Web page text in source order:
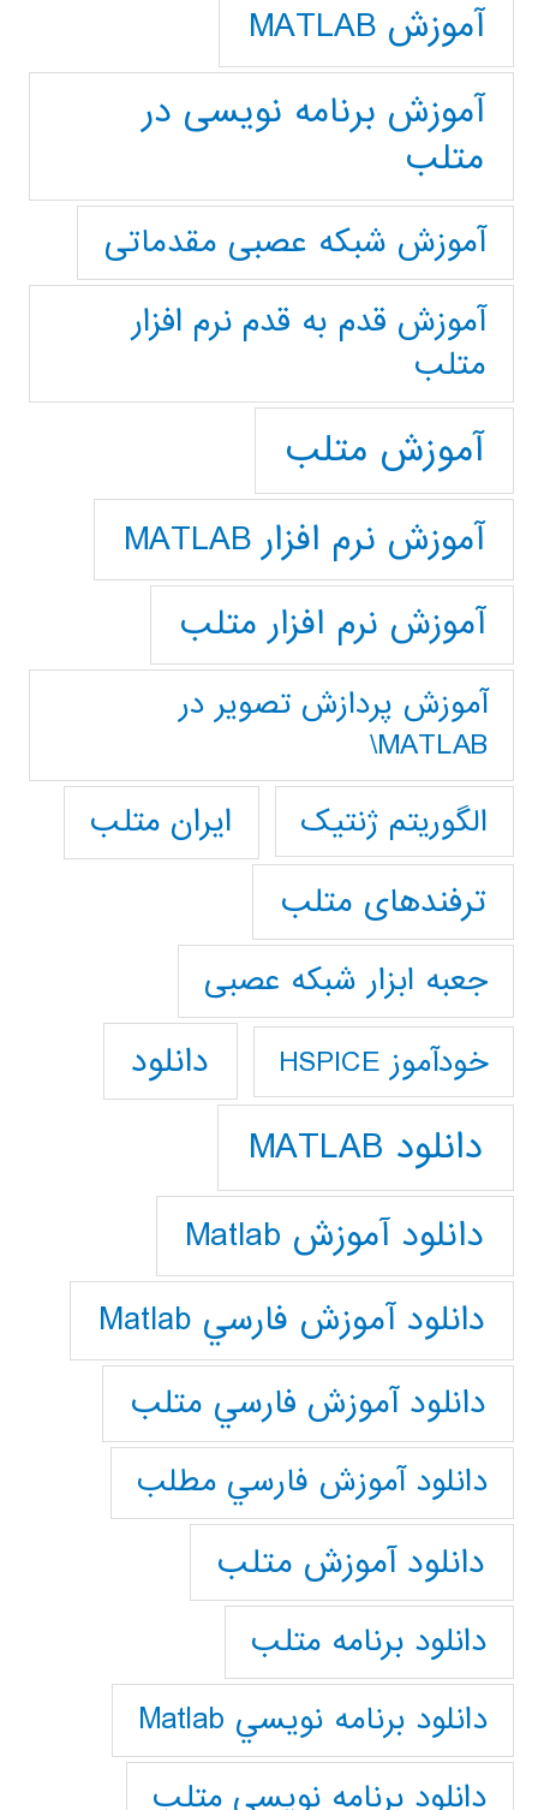
آموزش MATLAB
آموزش برنامه نویسی در
متلب
آموزش شبکه عصبی مقدماتی
آموزش قدم به قدم نرم افزار
متلب
آموزش متلب
آموزش نرم افزار MATLAB
آموزش نرم افزار متلب
آموزش پردازش تصوير در
MATLAB\
الگوریتم ژنتیک
ایران متلب
ترفندهای متلب
جعبه ابزار شبکه عصبی
خودآموز HSPICE دانلود
دانلود MATLAB
دانلود آموزش Matlab
دانلود آموزش فارسي Matlab
دانلود آموزش فارسي متلب
دانلود آموزش فارسي مطلب
دانلود آموزش متلب
دانلود برنامه متلب
دانلود برنامه نويسي Matlab
دانلود برنامه نويسي متلب